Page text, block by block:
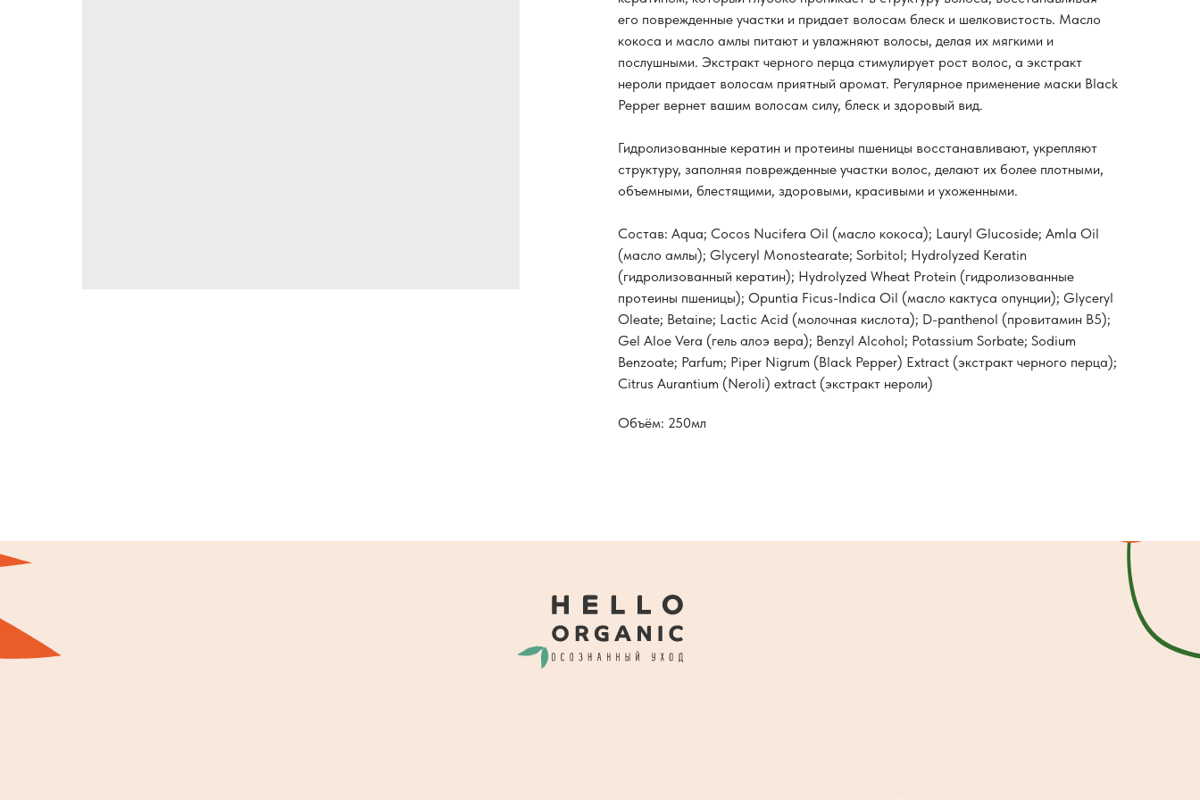
его поврежденные участки и придает волосам блеск и шелковистость. Масло
кокоса и масло амлы питают и увлажняют волосы, делая их мягкими и
послушными. Экстракт черного перца стимулирует рост волос, а экстракт
нероли придает волосам приятный аромат. Регулярное применение маски Black
Pepper вернет вашим волосам силу, блеск и здоровый вид.
Гидролизованные кератин и протеины пшеницы восстанавливают, укрепляют
структуру, заполняя поврежденные участки волос, делают их более плотными,
объемными, блестящими, здоровыми, красивыми и ухоженными.
Состав: Aqua; Cocos Nucifera Oil (масло кокоса); Lauryl Glucoside; Amla Oil
(масло амлы); Glyceryl Monostearate; Sorbitol; Hydrolyzed Keratin
(гидролизованный кератин); Hydrolyzed Wheat Protein (гидролизованные
протеины пшеницы); Opuntia Ficus-Indica Oil (масло кактуса опунции); Glyceryl
Oleate; Betaine; Lactic Acid (молочная кислота); D-panthenol (провитамин В5);
Gel Aloe Vera (гель алоэ вера); Benzyl Alcohol; Potassium Sorbate; Sodium
Benzoate; Parfum; Piper Nigrum (Black Pepper) Extract (экстракт черного перца);
Citrus Aurantium (Neroli) extract (экстракт нероли)
Объём: 250мл